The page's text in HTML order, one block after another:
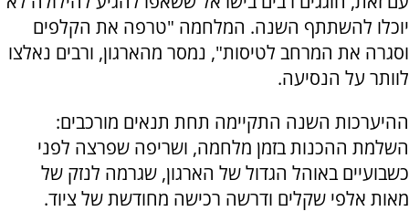
יוכלו להשתתף השנה. המלחמה "טרפה את הקלפים
וסגרה את המרחב לטיסות", נמסר מהארגון, ורבים נאלצו
לוותר על הנסיעה.
ההיערכות השנה התקיימה תחת תנאים מורכבים:
השלמת ההכנות בזמן מלחמה, ושריפה שפרצה לפני
כשבועיים באוהל הגדול של הארגון, שגרמה לנזק של
מאות אלפי שקלים ודרשה רכישה מחודשת של ציוד.